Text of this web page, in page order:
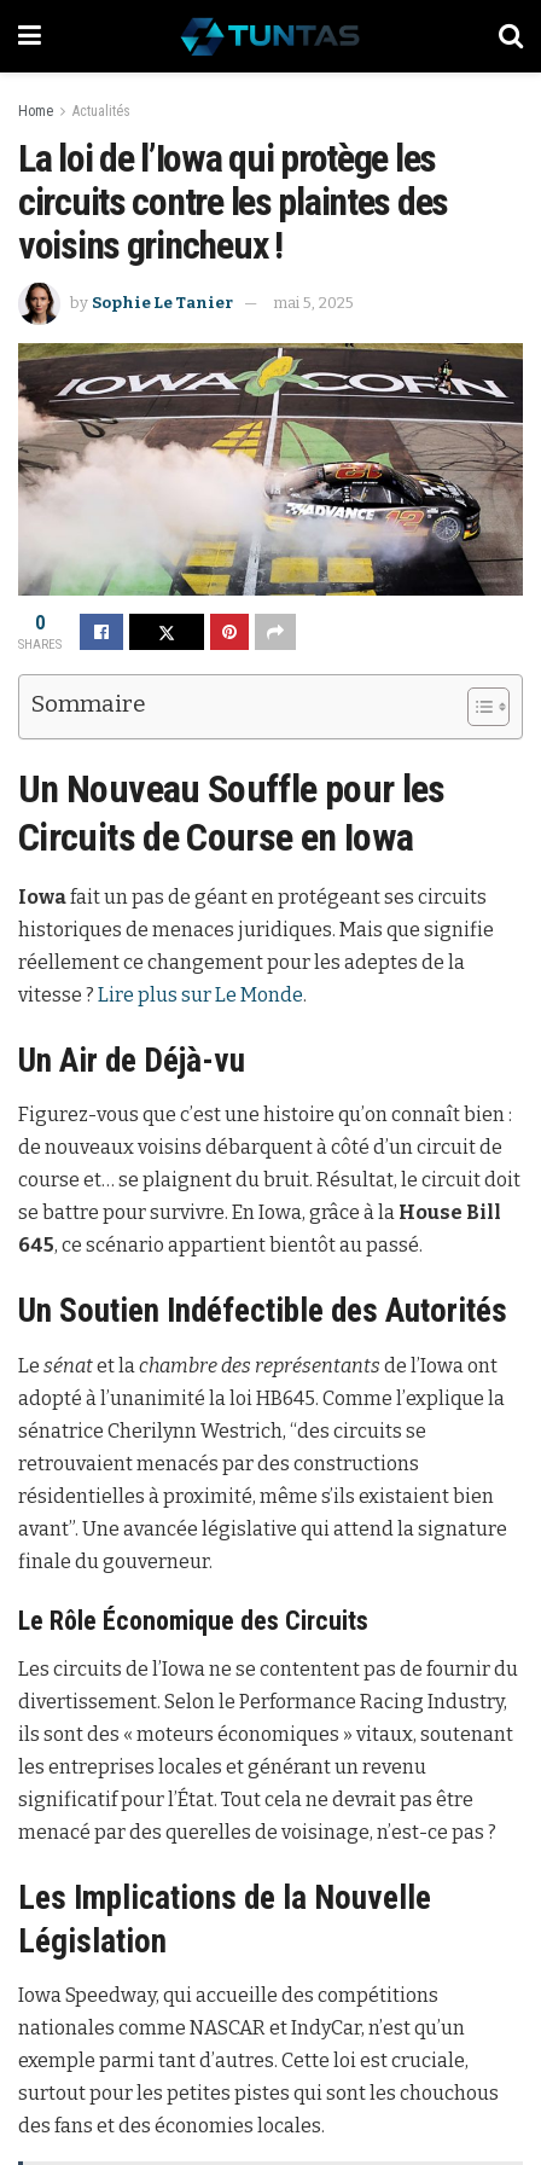
Home Actualités
La loi de l’Iowa qui protège les
circuits contre les plaintes des
voisins grincheux !
by Sophie Le Tanier mai 5, 2025
0
SHARES
Sommaire
Un Nouveau Souffle pour les
Circuits de Course en Iowa
Iowafait un pas de géant en protégeant ses circuits
historiques de menaces juridiques. Mais que signifie
réellement ce changement pour les adeptes de la
vitesse ? Lire plus sur Le Monde.
Un Air de Déjà-vu
Figurez-vous que c’est une histoire qu’on connaît bien :
de nouveaux voisins débarquent à côté d’un circuit de
course et… se plaignent du bruit. Résultat, le circuit doit
se battre pour survivre. En Iowa, grâce à la House Bill
645, ce scénario appartient bientôt au passé.
Un Soutien Indéfectible des Autorités
Le sénatet la chambre des représentants de l’Iowa ont
adopté à l’unanimité la loi HB645. Comme l’explique la
sénatrice Cherilynn Westrich, “des circuits se
retrouvaient menacés par des constructions
résidentielles à proximité, même s’ils existaient bien
avant”. Une avancée législative qui attend la signature
finale du gouverneur.
Le Rôle Économique des Circuits
Les circuits de l’Iowa ne se contentent pas de fournir du
divertissement. Selon le Performance Racing Industry,
ils sont des « moteurs économiques » vitaux, soutenant
les entreprises locales et générant un revenu
significatif pour l’État. Tout cela ne devrait pas être
menacé par des querelles de voisinage, n’est-ce pas ?
Les Implications de la Nouvelle
Législation
Iowa Speedway, qui accueille des compétitions
nationales comme NASCAR et IndyCar, n’est qu’un
exemple parmi tant d’autres. Cette loi est cruciale,
surtout pour les petites pistes qui sont les chouchous
des fans et des économies locales.